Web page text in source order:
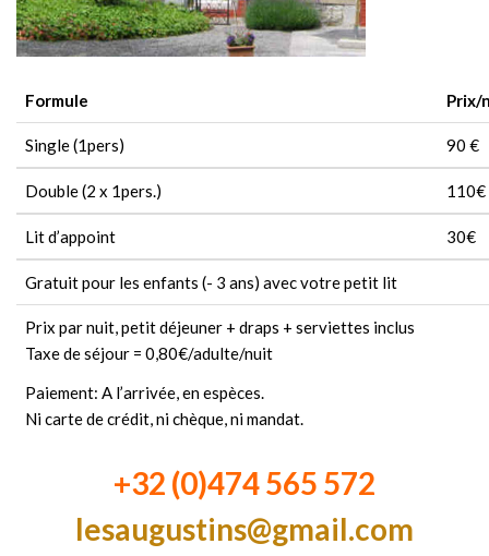
Formule Prix/
Single (1pers) 90 €
Double (2 x 1pers.) 110€
Lit d’appoint 30€
Gratuit pour les enfants (- 3 ans) avec votre petit lit
Prix ​​par nuit, petit déjeuner + draps + serviettes inclus
Taxe de séjour = 0,80€/adulte/nuit
Paiement: A l’arrivée, en espèces.
Ni carte de crédit, ni chèque, ni mandat.
+32 (0)474 565 572
lesaugustins@gmail.com